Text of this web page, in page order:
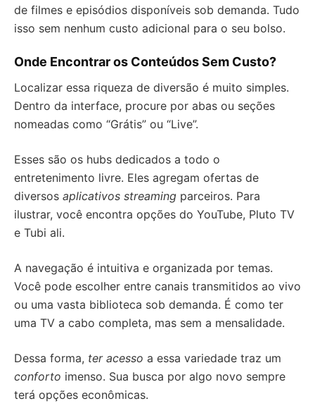
de filmes e episódios disponíveis sob demanda. Tudo
isso sem nenhum custo adicional para o seu bolso.
Onde Encontrar os Conteúdos Sem Custo?
Localizar essa riqueza de diversão é muito simples.
Dentro da interface, procure por abas ou seções
nomeadas como “Grátis” ou “Live”.
Esses são os hubs dedicados a todo o
entretenimento livre. Eles agregam ofertas de
diversos aplicativos streaming parceiros. Para
ilustrar, você encontra opções do YouTube, Pluto TV
e Tubi ali.
A navegação é intuitiva e organizada por temas.
Você pode escolher entre canais transmitidos ao vivo
ou uma vasta biblioteca sob demanda. É como ter
uma TV a cabo completa, mas sem a mensalidade.
Dessa forma, ter acesso a essa variedade traz um
conforto imenso. Sua busca por algo novo sempre
terá opções econômicas.